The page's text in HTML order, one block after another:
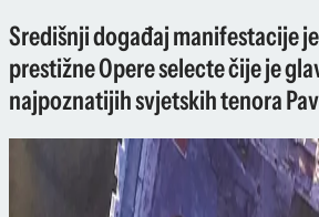
Središnji događaj manifestacije
prestižne Opere selecte čije je
najpoznatijih svjetskih tenora